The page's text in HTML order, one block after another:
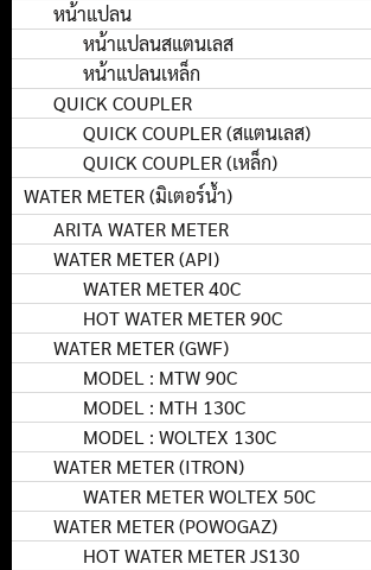
หน้าแปลน
หน้าแปลนสแตนเลส
หน้าแปลนเหล็ก
QUICK COUPLER
QUICK COUPLER (สแตนเลส)
QUICK COUPLER (เหล็ก)
WATER METER (มิเตอร์น้ำ)
ARITA WATER METER
WATER METER (API)
WATER METER 40C
HOT WATER METER 90C
WATER METER (GWF)
MODEL : MTW 90C
MODEL : MTH 130C
MODEL : WOLTEX 130C
WATER METER (ITRON)
WATER METER WOLTEX 50C
WATER METER (POWOGAZ)
HOT WATER METER JS130